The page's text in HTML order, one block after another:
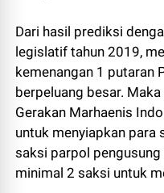
Dari hasil prediksi
legislatif tahun 2019,
kemenangan 1 putaran
berpeluang besar.
Gerakan Marhaenis
untuk menyiapkan para
saksi parpol
minimal 2 saksi untuk